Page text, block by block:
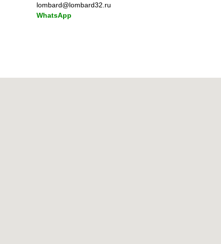
lombard@lombard32.ru
WhatsApp